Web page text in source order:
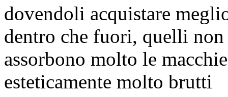
dovendoli acquistare
dentro che fuori, quelli
assorbono molto le
esteticamente molto brutti